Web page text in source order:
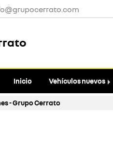
Inicio Vehículos nuevos
- Grupo Cerrato